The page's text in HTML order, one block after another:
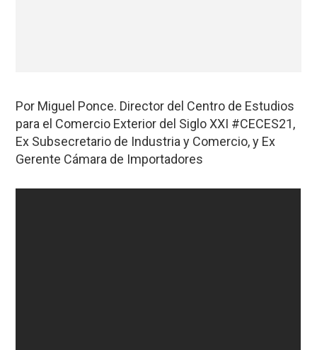
Por Miguel Ponce. Director del Centro de Estudios
para el Comercio Exterior del Siglo XXI #CECES21,
Ex Subsecretario de Industria y Comercio, y Ex
Gerente Cámara de Importadores